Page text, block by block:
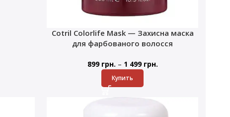
Cotril Colorlife Mask — Захисна маска
для фарбованого волосся
899 грн. – 1 499 грн.
Купить